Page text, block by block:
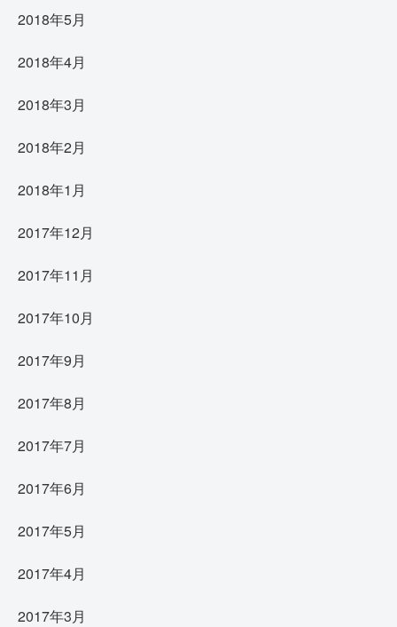
2018年5月
2018年4月
2018年3月
2018年2月
2018年1月
2017年12月
2017年11月
2017年10月
2017年9月
2017年8月
2017年7月
2017年6月
2017年5月
2017年4月
2017年3月